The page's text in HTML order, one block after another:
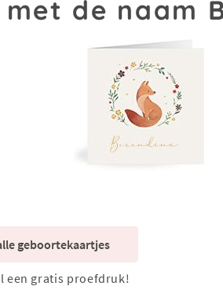
de naam
geboortekaartjes
een gratis proefdruk!